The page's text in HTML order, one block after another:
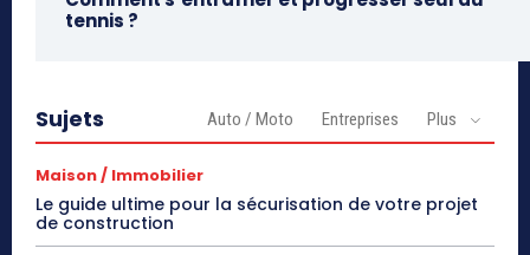
tennis ?
Sujets Auto / Moto Entreprises Plus
Maison / Immobilier
Le guide ultime pour la sécurisation de votre projet
de construction